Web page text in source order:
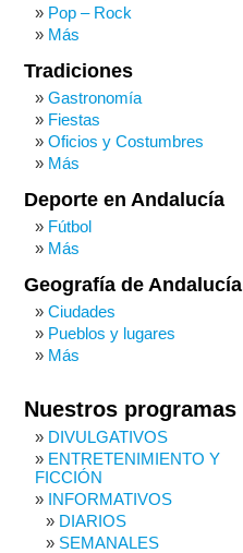
Pop – Rock
Más
Tradiciones
Gastronomía
Fiestas
Oficios y Costumbres
Más
Deporte en Andalucía
Fútbol
Más
Geografía de Andalucía
Ciudades
Pueblos y lugares
Más
Nuestros programas
DIVULGATIVOS
ENTRETENIMIENTO Y
FICCIÓN
INFORMATIVOS
DIARIOS
SEMANALES